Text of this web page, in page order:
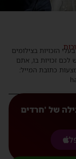
בצילומים
זכויות בו, אתם
כתובת המייל:
של 'חרדים